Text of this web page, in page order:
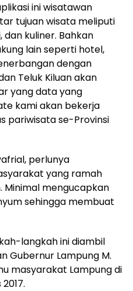
ini wisatawan
tujuan wisata meliputi
dan kuliner. Bahkan
lain seperti hotel,
dengan
Teluk Kiluan akan
yang data yang
kami akan bekerja
pariwisata se-Provinsi
perlunya
yang ramah
mengucapkan
sehingga membuat
langkah ini diambil
Gubernur Lampung M.
masyarakat Lampung di